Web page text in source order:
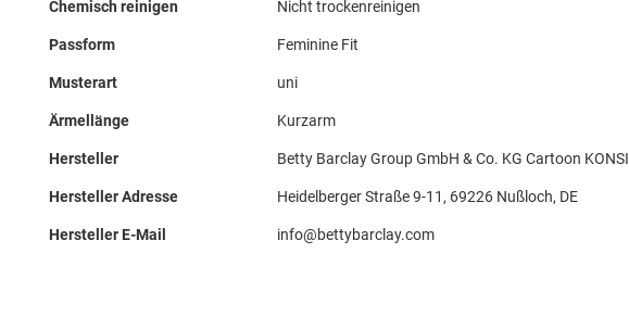
Chemisch reinigen Nicht trockenreinigen
Passform Feminine Fit
Musterart uni
Ärmellänge Kurzarm
Hersteller Betty Barclay Group GmbH & Co. KG Cartoon KONSI
Hersteller Adresse Heidelberger Straße 9-11, 69226 Nußloch, DE
Hersteller E-Mail info@bettybarclay.com